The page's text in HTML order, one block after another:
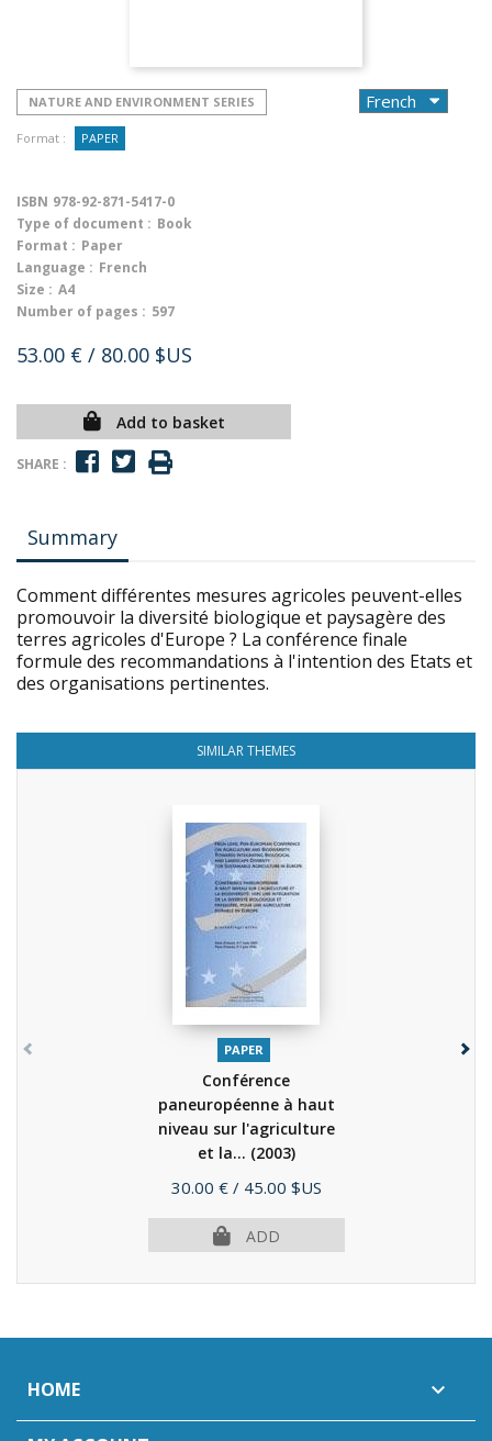
NATURE AND ENVIRONMENT SERIES
Format : PAPER
ISBN 978-92-871-5417-0
Type of document : Book
Format : Paper
Language : French
Size : A4
Number of pages : 597
53.00 € / 80.00 $US
Add to basket
SHARE :
Summary
Comment différentes mesures agricoles peuvent-elles
promouvoir la diversité biologique et paysagère des
terres agricoles d'Europe ? La conférence finale
formule des recommandations à l'intention des Etats et
des organisations pertinentes.
SIMILAR THEMES
PAPER
Conférence
paneuropéenne à haut
niveau sur l'agriculture
et la... (2003)
Price
30.00 € / 45.00 $US
ADD
HOME 